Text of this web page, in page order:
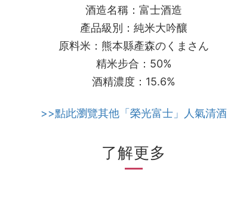
酒造名稱：富士酒造
產品級別： 純米大吟釀
原料米：熊本縣產森のくまさん
精米步合：50%
酒精濃度：15.6%
>>點此瀏覽其他「榮光富士」人氣清酒
了解更多